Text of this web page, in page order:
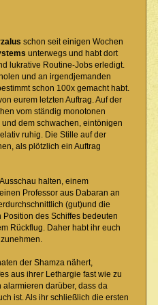
schon seit einigen Wochen
unterwegs und habt dort
lukrative Routine-Jobs erledigt.
und an irgendjemanden
schon 100x gemacht habt.
eurem letzten Auftrag. Auf der
vom ständig monotonen
dem schwachen, eintönigen
ruhig. Die Stille auf der
als plötzlich ein Auftrag
halten, einem
Professor aus Dabaran an
(gut)und die
des Schiffes bedeuten
Rückflug. Daher habt ihr euch
der Shamza nähert,
aus ihrer Lethargie fast wie zu
darüber, dass da
ist. Als ihr schließlich die ersten